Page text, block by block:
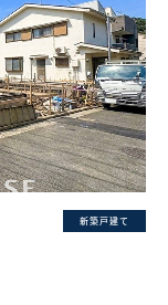
新築戸建て